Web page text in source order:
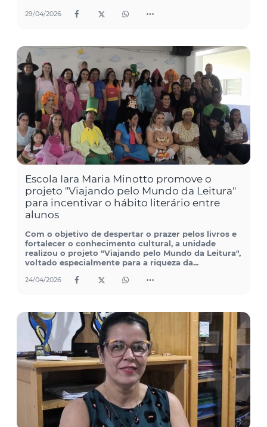
29/04/2026
Escola Iara Maria Minotto promove o
projeto "Viajando pelo Mundo da Leitura"
para incentivar o hábito literário entre
alunos
Com o objetivo de despertar o prazer pelos livros e
fortalecer o conhecimento cultural, a unidade
realizou o projeto "Viajando pelo Mundo da Leitura",
voltado especialmente para a riqueza da...
24/04/2026